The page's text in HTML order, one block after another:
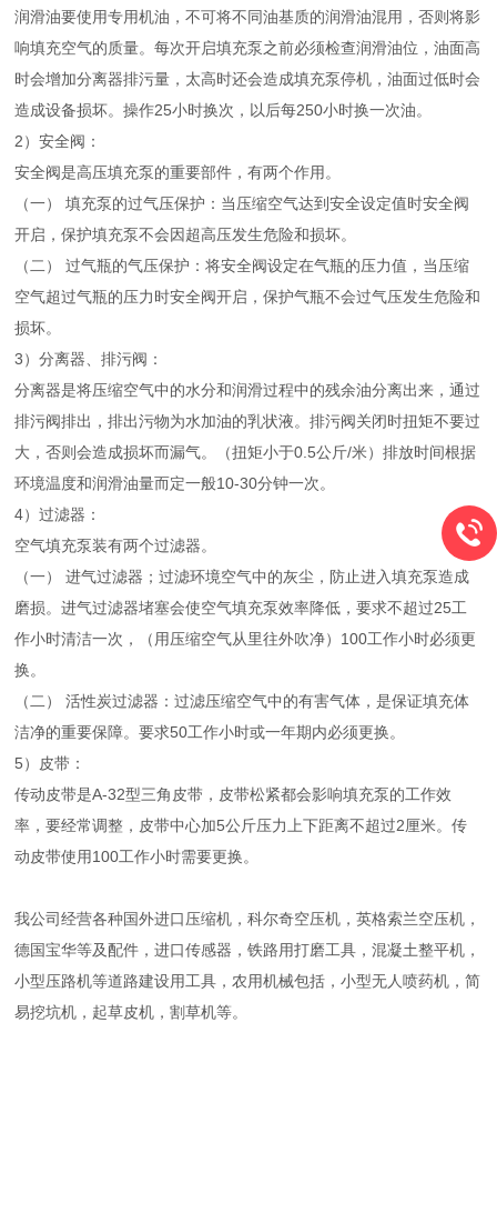
润滑油要使用专用机油，不可将不同油基质的润滑油混用，否则将影
响填充空气的质量。每次开启填充泵之前必须检查润滑油位，油面高
时会增加分离器排污量，太高时还会造成填充泵停机，油面过低时会
造成设备损坏。操作25小时换次，以后每250小时换一次油。
2）安全阀：
安全阀是高压填充泵的重要部件，有两个作用。
（一） 填充泵的过气压保护：当压缩空气达到安全设定值时安全阀
开启，保护填充泵不会因超高压发生危险和损坏。
（二） 过气瓶的气压保护：将安全阀设定在气瓶的压力值，当压缩
空气超过气瓶的压力时安全阀开启，保护气瓶不会过气压发生危险和
损坏。
3）分离器、排污阀：
分离器是将压缩空气中的水分和润滑过程中的残余油分离出来，通过
排污阀排出，排出污物为水加油的乳状液。排污阀关闭时扭矩不要过
大，否则会造成损坏而漏气。（扭矩小于0.5公斤/米）排放时间根据
环境温度和润滑油量而定一般10-30分钟一次。
4）过滤器：
空气填充泵装有两个过滤器。
（一） 进气过滤器；过滤环境空气中的灰尘，防止进入填充泵造成
磨损。进气过滤器堵塞会使空气填充泵效率降低，要求不超过25工
作小时清洁一次，（用压缩空气从里往外吹净）100工作小时必须更
换。
（二） 活性炭过滤器：过滤压缩空气中的有害气体，是保证填充体
洁净的重要保障。要求50工作小时或一年期内必须更换。
5）皮带：
传动皮带是A-32型三角皮带，皮带松紧都会影响填充泵的工作效
率，要经常调整，皮带中心加5公斤压力上下距离不超过2厘米。传
动皮带使用100工作小时需要更换。
我公司经营各种国外进口压缩机，科尔奇空压机，英格索兰空压机，
德国宝华等及配件，进口传感器，铁路用打磨工具，混凝土整平机，
小型压路机等道路建设用工具，农用机械包括，小型无人喷药机，简
易挖坑机，起草皮机，割草机等。